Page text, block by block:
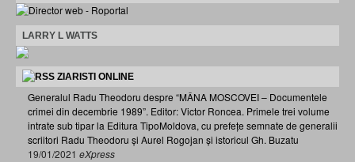
LARRY L WATTS
ZIARISTI ONLINE
Generalul Radu Theodoru despre “MÂNA MOSCOVEI – Documentele
crimei din decembrie 1989”. Editor: Victor Roncea. Primele trei volume
intrate sub tipar la Editura TipoMoldova, cu prefețe semnate de generalii
scriitori Radu Theodoru și Aurel Rogojan și istoricul Gh. Buzatu
19/01/2021 eXpress